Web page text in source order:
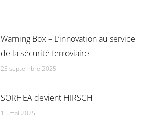
Warning Box – L’innovation au service
de la sécurité ferroviaire
23 septembre 2025
SORHEA devient HIRSCH
15 mai 2025